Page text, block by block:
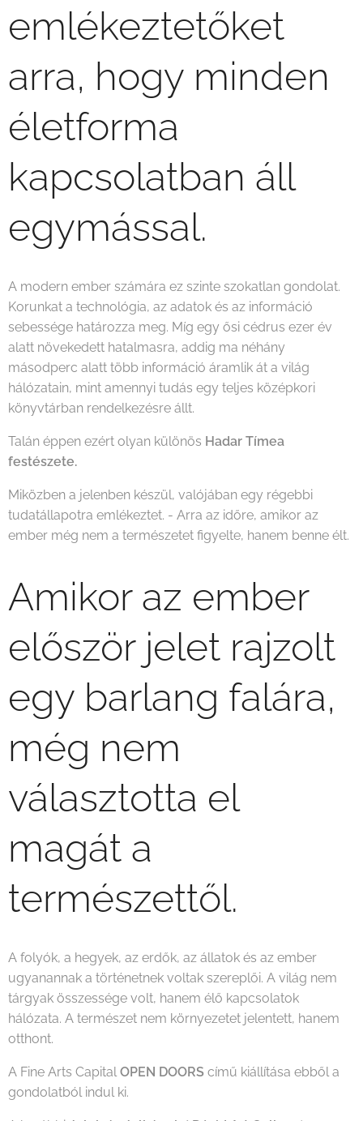
emlékeztetőket
arra, hogy minden
életforma
kapcsolatban áll
egymással.
A modern ember számára ez szinte szokatlan gondolat.
Korunkat a technológia, az adatok és az információ
sebessége határozza meg. Míg egy ősi cédrus ezer év
alatt növekedett hatalmasra, addig ma néhány
másodperc alatt több információ áramlik át a világ
hálózatain, mint amennyi tudás egy teljes középkori
könyvtárban rendelkezésre állt.
Talán éppen ezért olyan különös Hadar Tímea
festészete.
Miközben a jelenben készül, valójában egy régebbi
tudatállapotra emlékeztet. - Arra az időre, amikor az
ember még nem a természetet figyelte, hanem benne élt.
Amikor az ember
először jelet rajzolt
egy barlang falára,
még nem
választotta el
magát a
természettől.
A folyók, a hegyek, az erdők, az állatok és az ember
ugyanannak a történetnek voltak szereplői. A világ nem
tárgyak összessége volt, hanem élő kapcsolatok
hálózata. A természet nem környezetet jelentett, hanem
otthont.
A Fine Arts CapitalOPEN DOORS című kiállítása ebből a
gondolatból indul ki.